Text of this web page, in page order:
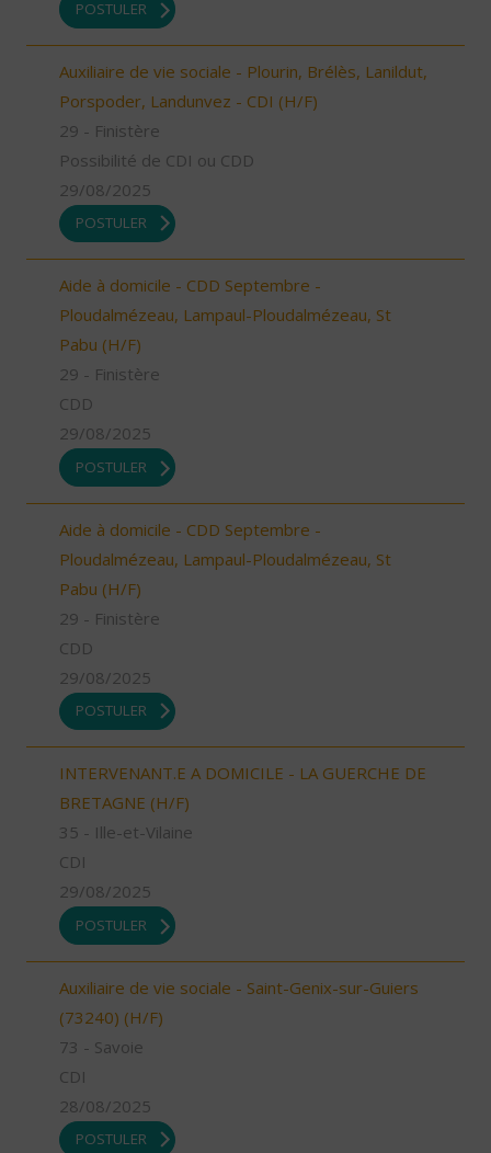
POSTULER
Auxiliaire de vie sociale - Plourin, Brélès, Lanildut,
Porspoder, Landunvez - CDI (H/F)
29 - Finistère
Possibilité de CDI ou CDD
29/08/2025
POSTULER
Aide à domicile - CDD Septembre -
Ploudalmézeau, Lampaul-Ploudalmézeau, St
Pabu (H/F)
29 - Finistère
CDD
29/08/2025
POSTULER
Aide à domicile - CDD Septembre -
Ploudalmézeau, Lampaul-Ploudalmézeau, St
Pabu (H/F)
29 - Finistère
CDD
29/08/2025
POSTULER
INTERVENANT.E A DOMICILE - LA GUERCHE DE
BRETAGNE (H/F)
35 - Ille-et-Vilaine
CDI
29/08/2025
POSTULER
Auxiliaire de vie sociale - Saint-Genix-sur-Guiers
(73240) (H/F)
73 - Savoie
CDI
28/08/2025
POSTULER